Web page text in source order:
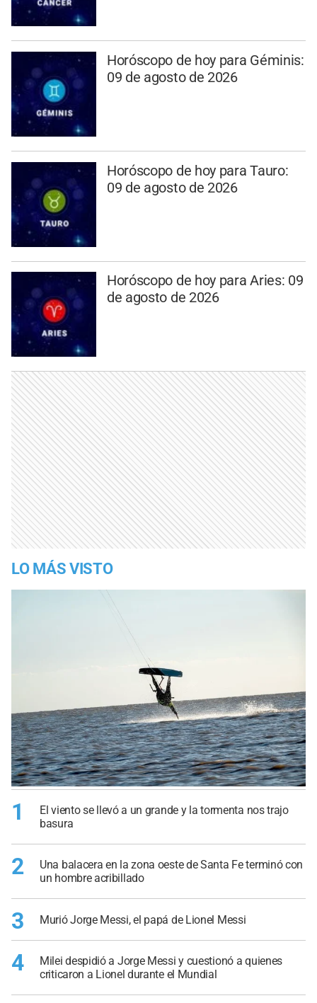
Horóscopo de hoy para Géminis:
09 de agosto de 2026
Horóscopo de hoy para Tauro:
09 de agosto de 2026
Horóscopo de hoy para Aries: 09
de agosto de 2026
LO MÁS VISTO
1
El viento se llevó a un grande y la tormenta nos trajo
basura
2
Una balacera en la zona oeste de Santa Fe terminó con
un hombre acribillado
3 Murió Jorge Messi, el papá de Lionel Messi
4
Milei despidió a Jorge Messi y cuestionó a quienes
criticaron a Lionel durante el Mundial